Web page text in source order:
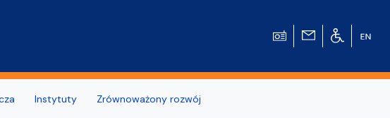
Instytuty Zrównoważony rozwój